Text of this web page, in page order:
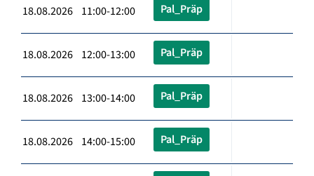
18.08.2026 11:00-12:00 Pal_Präp
18.08.2026 12:00-13:00 Pal_Präp
18.08.2026 13:00-14:00 Pal_Präp
18.08.2026 14:00-15:00 Pal_Präp